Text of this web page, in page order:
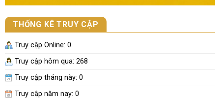
THỐNG KÊ TRUY CẬP
Truy cập Online: 0
Truy cập hôm qua: 268
Truy cập tháng này: 0
Truy cập năm nay: 0